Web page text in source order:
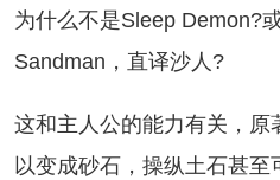
为什么不是Sleep Demon?
Sandman，直译沙人?
主人公的能力有关，原
以变成砂石，操纵土石甚至